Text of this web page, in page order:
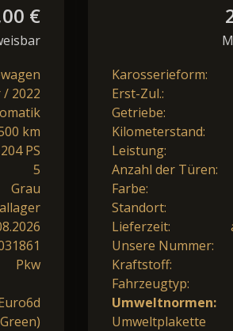
€
2022
km
PS
5
Grau
Pkw
Karosserieform:
Erst-Zul.:
Getriebe:
Kilometerstand:
Leistung:
Anzahl der Türen:
Farbe:
Standort:
Lieferzeit:
Unsere Nummer:
Kraftstoff:
Fahrzeugtyp:
Umweltnormen:
Umweltplakette